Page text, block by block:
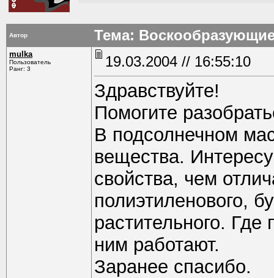
Автор Тема:
mulka
Пользователь
Ранг: 3
19.03.2004 // 16:55:10
Здравствуйте!
Помогите
В подсолнечном
вещества.
свойства, чем
полиэтиленового,
растительного.
ним работают.
Заранее спасибо.